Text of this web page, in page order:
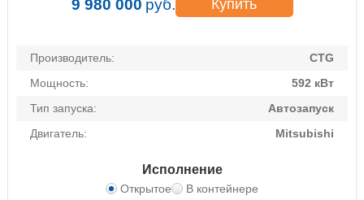
Производитель:
CTG
Мощность:
592 кВт
Тип запуска:
Автозапуск
Двигатель:
Mitsubishi
Исполнение
Открытое В контейнере
9 980 000 руб. Купить